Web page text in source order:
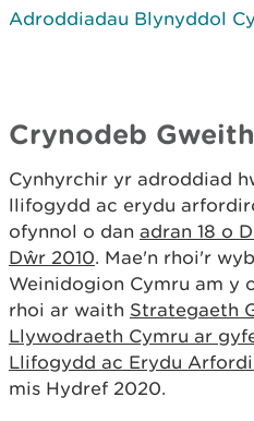
Adroddiadau Blynyddol
Crynodeb
Cynhyrchir yr adroddiad
llifogydd ac erydu
ofynnol o dan adran 18 o
Dŵr 2010. Mae'n rhoi'r
Weinidogion Cymru am y
rhoi ar waith Strategaeth
Llywodraeth Cymru ar
Llifogydd ac Erydu
mis Hydref 2020.